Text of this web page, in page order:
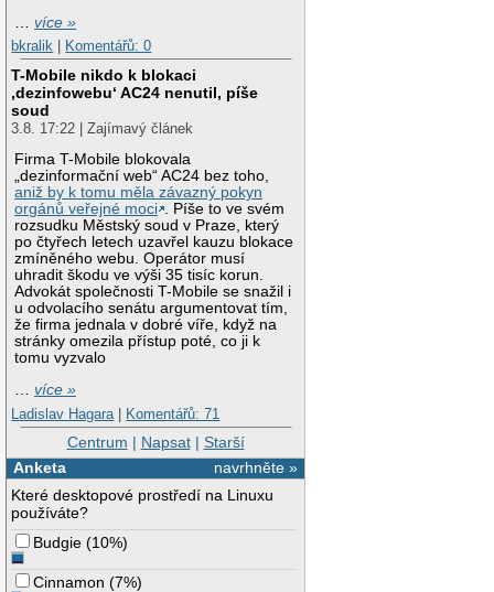
…více »
bkralik
Komentářů: 0
T-Mobile nikdo k blokaci
‚dezinfowebu‘ AC24 nenutil, píše
soud
3.8. 17:22 | Zajímavý článek
Firma T-Mobile blokovala
„dezinformační web“ AC24 bez toho,
aniž by k tomu měla závazný pokyn
orgánů veřejné moci . Píše to ve svém
rozsudku Městský soud v Praze, který
po čtyřech letech uzavřel kauzu blokace
zmíněného webu. Operátor musí
uhradit škodu ve výši 35 tisíc korun.
Advokát společnosti T-Mobile se snažil i
u odvolacího senátu argumentovat tím,
že firma jednala v dobré víře, když na
stránky omezila přístup poté, co ji k
tomu vyzvalo
…více »
Ladislav Hagara | Komentářů: 71
Centrum | Napsat| Starší
navrhněte »
Anketa
Které desktopové prostředí na Linuxu
používáte?
Budgie (10%)
Cinnamon (7%)